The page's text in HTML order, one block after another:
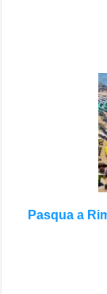
Pasqua a